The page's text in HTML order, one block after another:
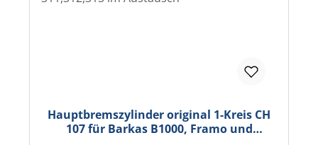
Hauptbremszylinder original 1-Kreis CH
107 für Barkas B1000, Framo und